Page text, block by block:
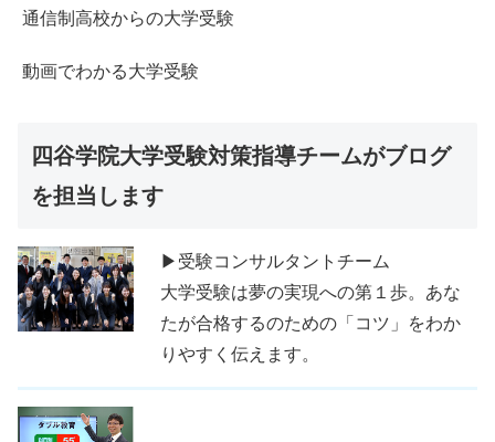
通信制高校からの大学受験
動画でわかる大学受験
四谷学院大学受験対策指導チームがブログ
を担当します
▶受験コンサルタントチーム
大学受験は夢の実現への第１歩。あな
たが合格するのための「コツ」をわか
りやすく伝えます。